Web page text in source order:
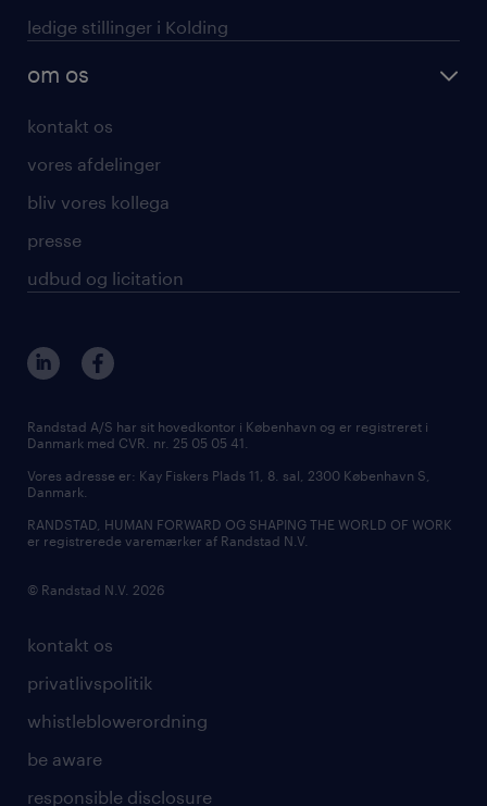
ledige stillinger i Kolding
om os
kontakt os
vores afdelinger
bliv vores kollega
presse
udbud og licitation
kontakt os
privatlivspolitik
whistleblowerordning
be aware
responsible disclosure
Randstad A/S har sit hovedkontor i København og er registreret i
Danmark med CVR. nr. 25 05 05 41.
Vores adresse er: Kay Fiskers Plads 11, 8. sal, 2300 København S,
Danmark.
RANDSTAD, HUMAN FORWARD OG SHAPING THE WORLD OF WORK
er registrerede varemærker af Randstad N.V.
© Randstad N.V. 2026